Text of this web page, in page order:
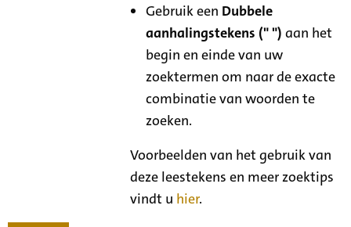
Gebruik een Dubbele
aanhalingstekens (" ") aan het
begin en einde van uw
zoektermen om naar de exacte
combinatie van woorden te
zoeken.
Voorbeelden van het gebruik van
deze leestekens en meer zoektips
vindt u hier.